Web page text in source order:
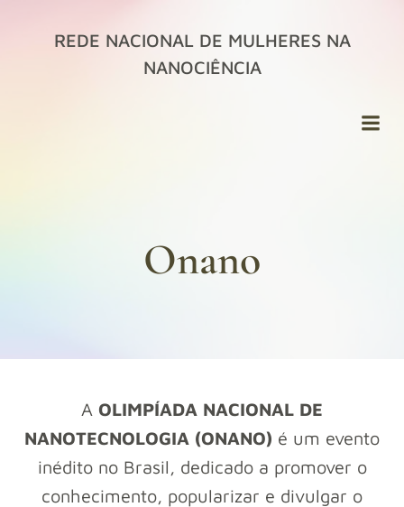
para
conteúdo
REDE NACIONAL DE MULHERES NA
NANOCIÊNCIA
Onano
A OLIMPÍADA NACIONAL DE
NANOTECNOLOGIA (ONANO) é um evento
inédito no Brasil, dedicado a promover o
conhecimento, popularizar e divulgar o